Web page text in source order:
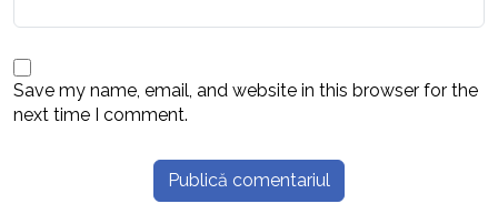
Save my name, email, and website in this browser for the
next time I comment.